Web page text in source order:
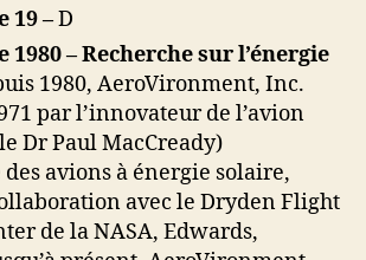
19 –D
1980 – Recherche sur l’énergie
1980, AeroVironment, Inc.
par l’innovateur de l’avion
Dr Paul MacCready)
avions à énergie solaire,
avec le Dryden Flight
de la NASA, Edwards,